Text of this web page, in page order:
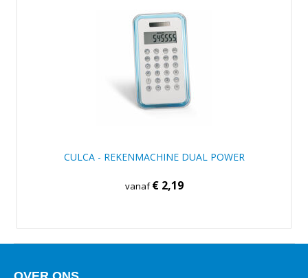
CULCA - REKENMACHINE DUAL POWER
vanaf€ 2,19